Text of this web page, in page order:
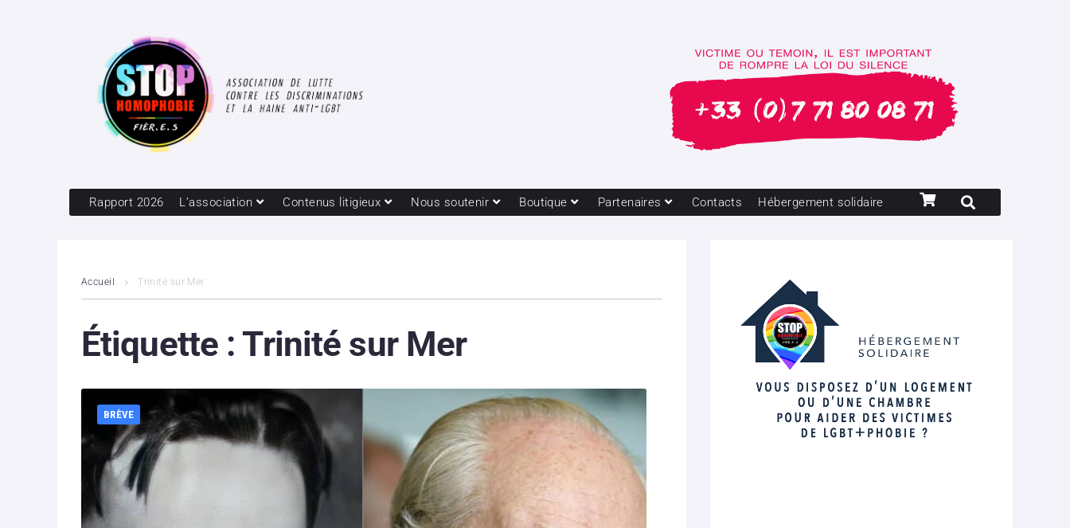
Rapport 2026 L’association Contenus litigieux Nous soutenir Boutique Partenaires Contacts Hébergement solidaire
Accueil Trinité sur Mer
Étiquette :Trinité sur Mer
BRÈVE